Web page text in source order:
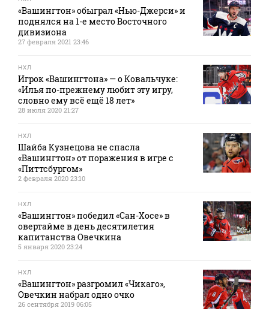
«Вашингтон» обыграл «Нью-Джерси» и
поднялся на 1-е место Восточного
дивизиона
27 февраля 2021 23:46
НХЛ
Игрок «Вашингтона» — о Ковальчуке:
«Илья по-прежнему любит эту игру,
словно ему всё ещё 18 лет»
28 июля 2020 21:27
НХЛ
Шайба Кузнецова не спасла
«Вашингтон» от поражения в игре с
«Питтсбургом»
2 февраля 2020 23:10
НХЛ
«Вашингтон» победил «Сан-Хосе» в
овертайме в день десятилетия
капитанства Овечкина
5 января 2020 23:24
НХЛ
«Вашингтон» разгромил «Чикаго»,
Овечкин набрал одно очко
26 сентября 2019 06:05